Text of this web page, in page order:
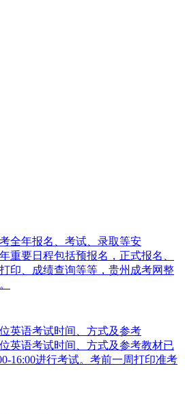
全年报名、考试、录取等安
重要日程包括预报名，正式报名、
印、成绩查询等等，贵州成考网整
英语考试时间、方式及参考
英语考试时间、方式及参考教材已
16:00进行考试。考前一周打印准考